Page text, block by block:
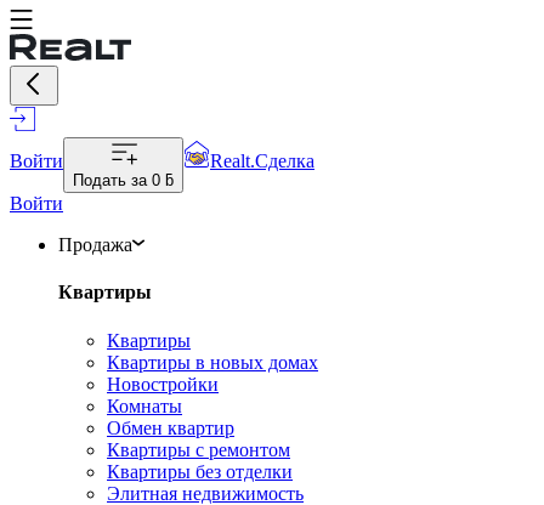
Войти
Подать за 0 ƃ
Realt.Сделка
Войти
Продажа
Квартиры
Квартиры
Квартиры в новых домах
Новостройки
Комнаты
Обмен квартир
Квартиры с ремонтом
Квартиры без отделки
Элитная недвижимость